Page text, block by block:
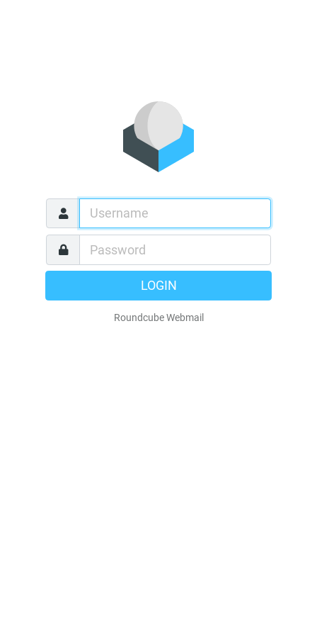
LOGIN
Roundcube Webmail